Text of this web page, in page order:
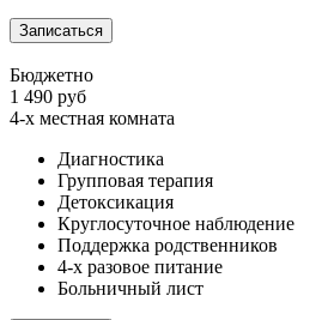
Записаться
Бюджетно
1 490 руб
4-х местная комната
Диагностика
Групповая терапия
Детоксикация
Круглосуточное наблюдение
Поддержка родственников
4-х разовое питание
Больничный лист